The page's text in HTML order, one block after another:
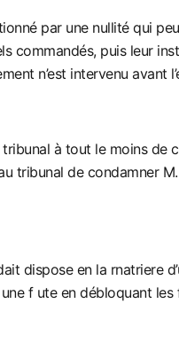
par une nullité qui
commandés, puis leur
n’est intervenu avant
à tout le moins de
tribunal de condamner
dispose en la rnatriere
f ute en débloquant